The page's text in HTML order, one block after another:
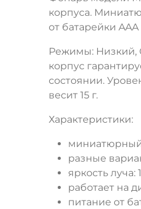
корпуса.
от батарейки
Режимы: Низкий,
корпус
состоянии.
весит 15 г.
Характеристики:
миниатюрный
разные
яркость луча:
работает на
питание от